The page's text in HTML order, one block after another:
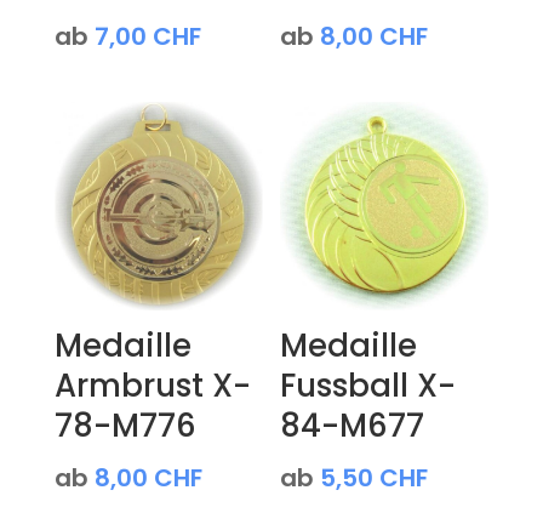
ab 7,00 CHF ab 8,00 CHF
Medaille
Armbrust X-
78-M776
ab 8,00 CHF
Medaille
Fussball X-
84-M677
ab 5,50 CHF